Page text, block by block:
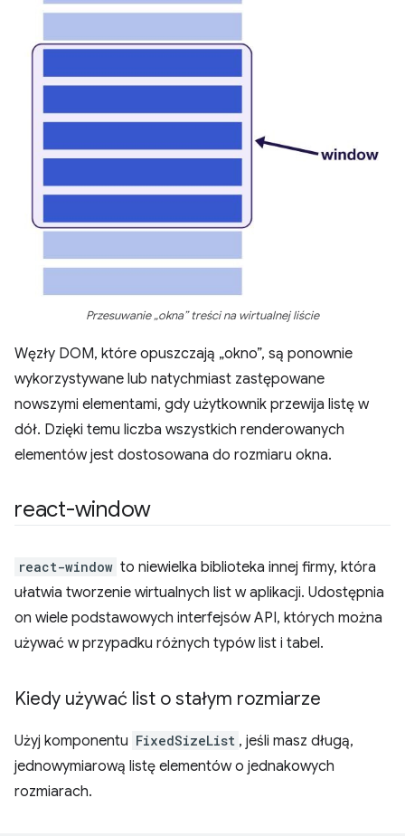
Przesuwanie „okna” treści na wirtualnej liście
Węzły DOM, które opuszczają „okno”, są ponownie
wykorzystywane lub natychmiast zastępowane
nowszymi elementami, gdy użytkownik przewija listę w
dół. Dzięki temu liczba wszystkich renderowanych
elementów jest dostosowana do rozmiaru okna.
react-window
react-window to niewielka biblioteka innej firmy, która
ułatwia tworzenie wirtualnych list w aplikacji. Udostępnia
on wiele podstawowych interfejsów API, których można
używać w przypadku różnych typów list i tabel.
Kiedy używać list o stałym rozmiarze
Użyj komponentu FixedSizeList , jeśli masz długą,
jednowymiarową listę elementów o jednakowych
rozmiarach.